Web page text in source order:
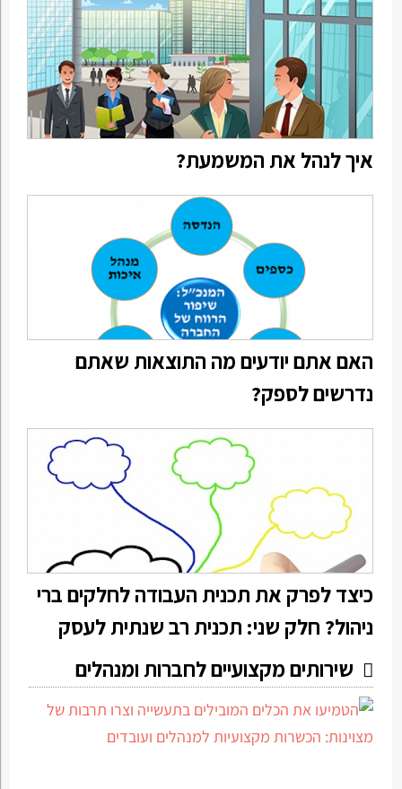
איך לנהל את המשמעת?
האם אתם יודעים מה התוצאות שאתם
נדרשים לספק?
כיצד לפרק את תכנית העבודה לחלקים ברי
ניהול? חלק שני: תכנית רב שנתית לעסק
שירותים מקצועיים לחברות ומנהלים